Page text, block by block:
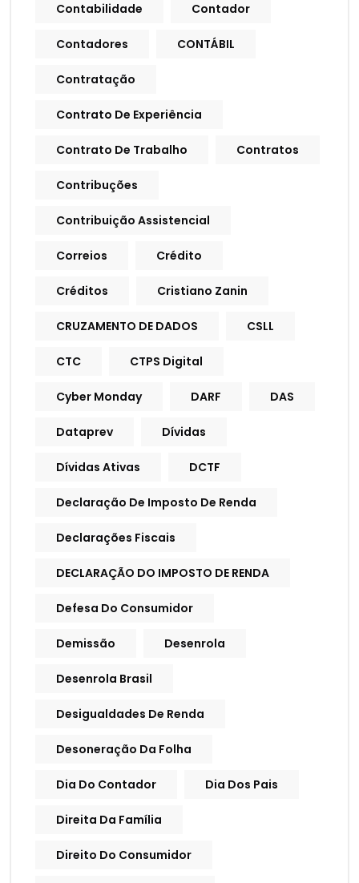
Contabilidade Contador
Contadores CONTÁBIL
Contratação
Contrato De Experiência
Contrato De Trabalho Contratos
Contribuções
Contribuição Assistencial
Correios Crédito
Créditos Cristiano Zanin
CRUZAMENTO DE DADOS CSLL
CTC CTPS Digital
Cyber Monday DARF DAS
Dataprev Dívidas
Dívidas Ativas DCTF
Declaração De Imposto De Renda
Declarações Fiscais
DECLARAÇÃO DO IMPOSTO DE RENDA
Defesa Do Consumidor
Demissão Desenrola
Desenrola Brasil
Desigualdades De Renda
Desoneração Da Folha
Dia Do Contador Dia Dos Pais
Direita Da Família
Direito Do Consumidor